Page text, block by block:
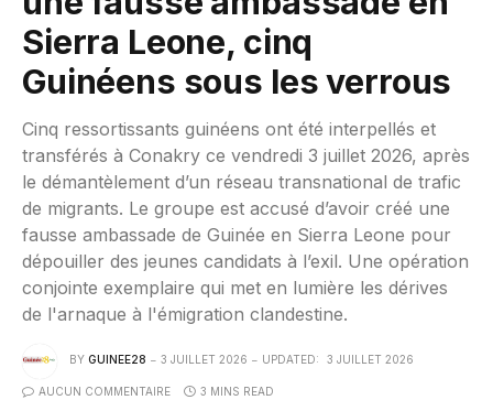
Sierra Leone, cinq
Guinéens sous les verrous
Cinq ressortissants guinéens ont été interpellés et
transférés à Conakry ce vendredi 3 juillet 2026, après
le démantèlement d’un réseau transnational de trafic
de migrants. Le groupe est accusé d’avoir créé une
fausse ambassade de Guinée en Sierra Leone pour
dépouiller des jeunes candidats à l’exil. Une opération
conjointe exemplaire qui met en lumière les dérives
de l'arnaque à l'émigration clandestine.
BY GUINEE28 3 JUILLET 2026 UPDATED: 3 JUILLET 2026
AUCUN COMMENTAIRE 3 MINS READ